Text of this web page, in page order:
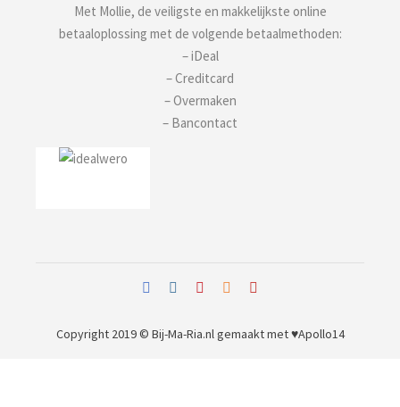
Met Mollie, de veiligste en makkelijkste online
betaaloplossing met de volgende betaalmethoden:
– iDeal
– Creditcard
– Overmaken
– Bancontact
Copyright 2019 © Bij-Ma-Ria.nlgemaakt met ♥Apollo14